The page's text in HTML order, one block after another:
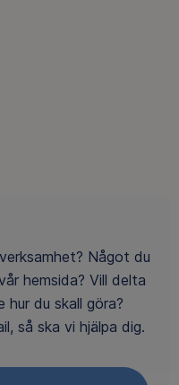
Något du
hemsida? Vill delta
du skall göra?
så ska vi hjälpa dig.